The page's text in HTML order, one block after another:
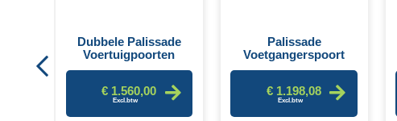
Dubbele Palissade
Voertuigpoorten
€ 1.560,00
Palissade
Voetgangerspoort
€ 1.198,08